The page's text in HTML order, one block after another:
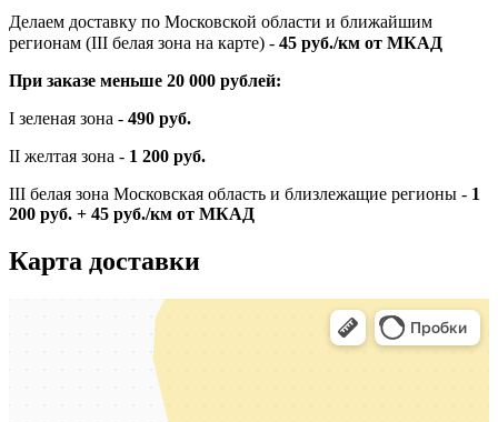
Делаем доставку по Московской области и ближайшим
регионам (III белая зона на карте) - 45 руб./км от МКАД
При заказе меньше 20 000 рублей:
I зеленая зона - 490 руб.
II желтая зона - 1 200 руб.
III белая зона Московская область и близлежащие регионы - 1
200 руб. + 45 руб./км от МКАД
Карта доставки